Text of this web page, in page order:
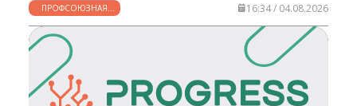
ПРОФСОЮЗНАЯ
ЖИЗНЬ
16:34 / 04.08.2026